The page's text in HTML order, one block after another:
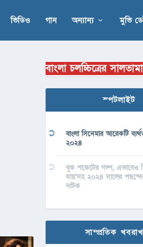
ভিডিও গান অন্যান্য মুভি
বাংলা চলচ্চিত্রের
স্পটলাইট
বাংলা সিনেমার আরেকটি
২০২৪
বুক পকেটের গল্প, এভাবেও
যায়’সহ ২০২৪ সালের
নাটক
সাম্প্রতিক